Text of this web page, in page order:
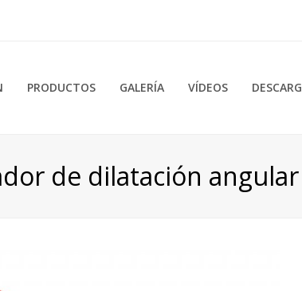
PRODUCTOS GALERÍA VÍDEOS
de dilatación angular